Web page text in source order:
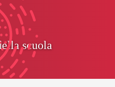
scuola